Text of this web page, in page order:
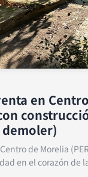
en
de Morelia
en el corazón de